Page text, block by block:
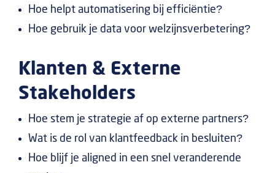
Hoe helpt automatisering bij efficiëntie?
Hoe gebruik je data voor welzijnsverbetering?
Klanten & Externe
Stakeholders
Hoe stem je strategie af op externe partners?
Wat is de rol van klantfeedback in besluiten?
Hoe blijf je aligned in een snel veranderende